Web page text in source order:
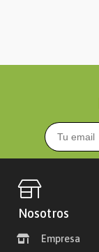
Nosotros
Empresa